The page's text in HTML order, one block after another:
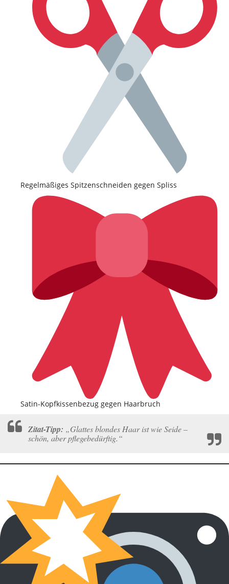
Regelmäßiges Spitzenschneiden gegen Spliss
Satin-Kopfkissenbezug gegen Haarbruch
Zitat-Tipp: „Glattes blondes Haar ist wie Seide –
schön, aber pflegebedürftig.“